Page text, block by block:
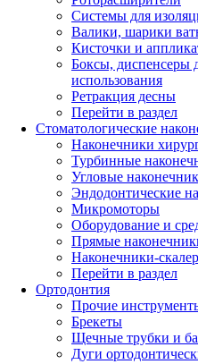
Системы для
Валики, шарики
Кисточки и
Боксы, диспенсеры
использования
Ретракция десны
Перейти в раздел
Стоматологические
Наконечники
Турбинные
Угловые
Эндодонтические
Микромоторы
Оборудование и
Прямые
Наконечники-
Перейти в раздел
Ортодонтия
Прочие
Брекеты
Щечные трубки и
Дуги